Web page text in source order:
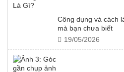
Công dụng và cách
mà bạn chưa biết
19/05/2026